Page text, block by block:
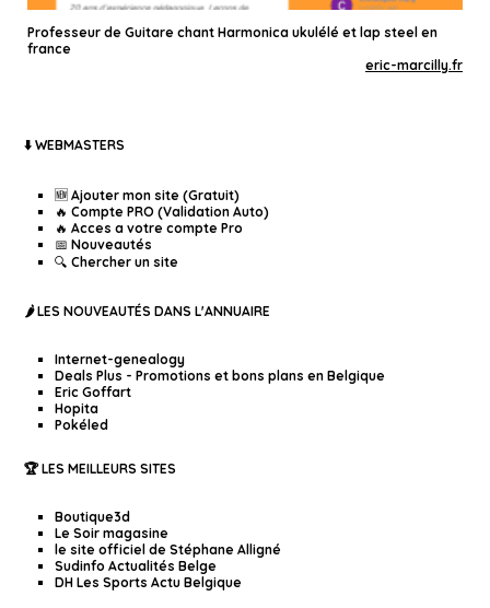
Professeur de Guitare chant Harmonica ukulélé et lap steel en
france
eric-marcilly.fr
⬇️ WEBMASTERS
🆕 Ajouter mon site (Gratuit)
🔥 Compte PRO (Validation Auto)
🔥 Acces a votre compte Pro
📅 Nouveautés
🔍 Chercher un site
🌶️ LES NOUVEAUTÉS DANS L'ANNUAIRE
Internet-genealogy
Deals Plus - Promotions et bons plans en Belgique
Eric Goffart
Hopita
Pokéled
🏆 LES MEILLEURS SITES
Boutique3d
Le Soir magasine
le site officiel de Stéphane Alligné
Sudinfo Actualités Belge
DH Les Sports Actu Belgique